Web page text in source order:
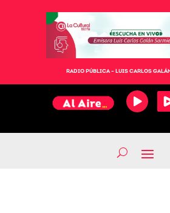
RADIO PÚBLICA – LUIS CARLOS